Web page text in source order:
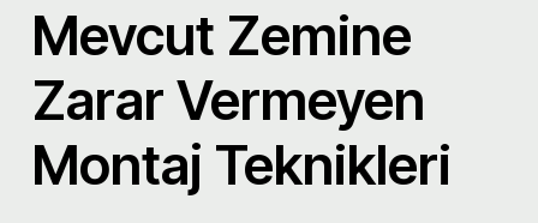
Mevcut Zemine
Zarar Vermeyen
Montaj Teknikleri